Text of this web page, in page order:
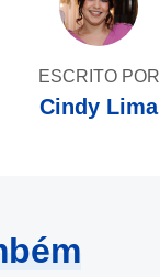
ESCRITO POR
Cindy Lima